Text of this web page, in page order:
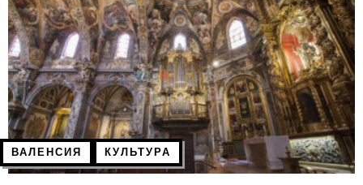
ВАЛЕНСИЯ КУЛЬТУРА